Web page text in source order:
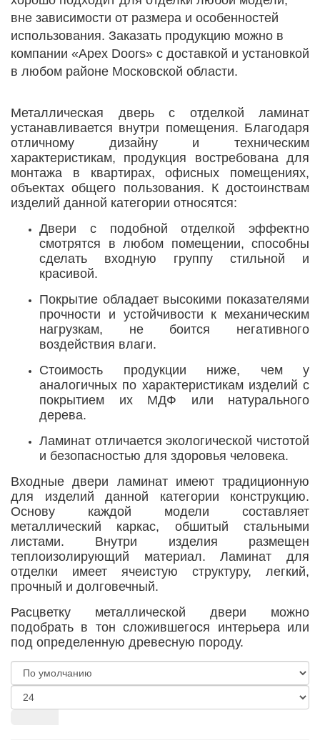
вне зависимости от размера и особенностей
использования. Заказать продукцию можно в
компании «Apex Doors» с доставкой и установкой
в любом районе Московской области.
Металлическая дверь с отделкой ламинат
устанавливается внутри помещения. Благодаря
отличному дизайну и техническим
характеристикам, продукция востребована для
монтажа в квартирах, офисных помещениях,
объектах общего пользования. К достоинствам
изделий данной категории относятся:
Двери с подобной отделкой эффектно
смотрятся в любом помещении, способны
сделать входную группу стильной и
красивой.
Покрытие обладает высокими показателями
прочности и устойчивости к механическим
нагрузкам, не боится негативного
воздействия влаги.
Стоимость продукции ниже, чем у
аналогичных по характеристикам изделий с
покрытием их МДФ или натурального
дерева.
Ламинат отличается экологической чистотой
и безопасностью для здоровья человека.
Входные двери ламинат имеют традиционную
для изделий данной категории конструкцию.
Основу каждой модели составляет
металлический каркас, обшитый стальными
листами. Внутри изделия размещен
теплоизолирующий материал. Ламинат для
отделки имеет ячеистую структуру, легкий,
прочный и долговечный.
Расцветку металлической двери можно
подобрать в тон сложившегося интерьера или
под определенную древесную породу.